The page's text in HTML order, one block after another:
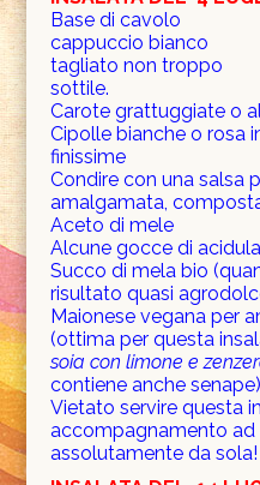
Base di cavolo
cappuccio bianco
tagliato non troppo
sottile.
Carote grattuggiate o
Cipolle bianche o rosa
finissime
Condire con una salsa
amalgamata,
Aceto di mele
Alcune gocce di
Succo di mela bio
risultato quasi
Maionese vegana per
(ottima per questa
soia con limone e
contiene anche
Vietato servire questa
accompagnamento ad
assolutamente da sola!